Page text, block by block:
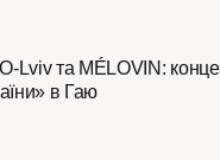
Lviv та MÉLOVIN:
в Гаю